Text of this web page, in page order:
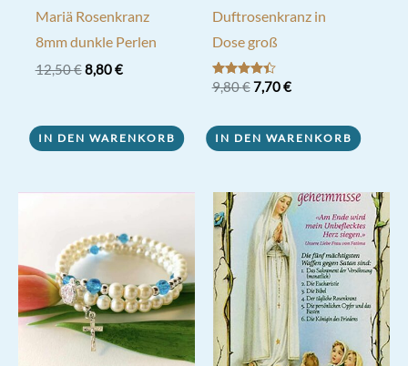
Mariä Rosenkranz
8mm dunkle Perlen
12,50€ Ursprünglicher
8,80€Aktueller
IN DEN WARENKORB
Duftrosenkranz in
Dose groß
Bewertet
mit
9,80€ Ursprünglicher
9,80 €
7,70€Aktueller
7,70 €.
IN DEN WARENKORB